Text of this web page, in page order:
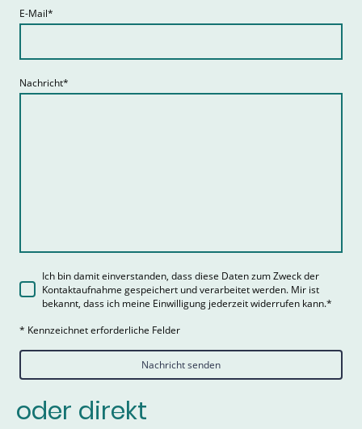
E-Mail*
Nachricht*
Ich bin damit einverstanden, dass diese Daten zum Zweck der
Kontaktaufnahme gespeichert und verarbeitet werden. Mir ist
bekannt, dass ich meine Einwilligung jederzeit widerrufen kann.*
* Kennzeichnet erforderliche Felder
Nachricht senden
oder direkt